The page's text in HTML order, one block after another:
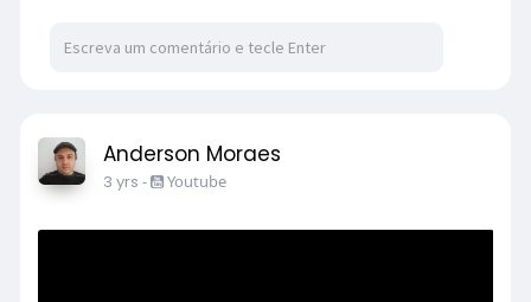
Anderson Moraes
3 yrs - Youtube